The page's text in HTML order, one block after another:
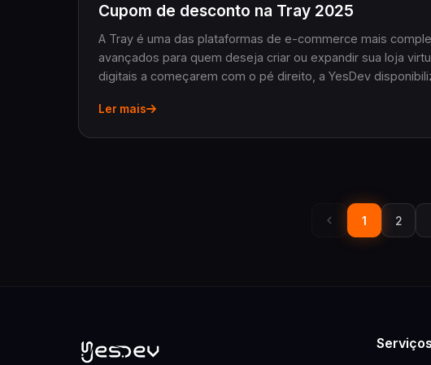
Cupom de desconto na Tray 2025
A Tray é uma das plataformas de e-commerce mais
avançados para quem deseja criar ou expandir sua loja
digitais a começarem com o pé direito, a YesDev
Ler mais
1 2
Serviços